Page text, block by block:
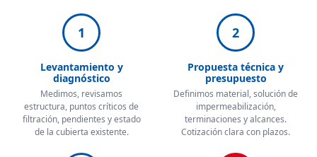
1
Levantamiento y
diagnóstico
Medimos, revisamos
estructura, puntos críticos de
filtración, pendientes y estado
de la cubierta existente.
2
Propuesta técnica y
presupuesto
Definimos material, solución de
impermeabilización,
terminaciones y alcances.
Cotización clara con plazos.